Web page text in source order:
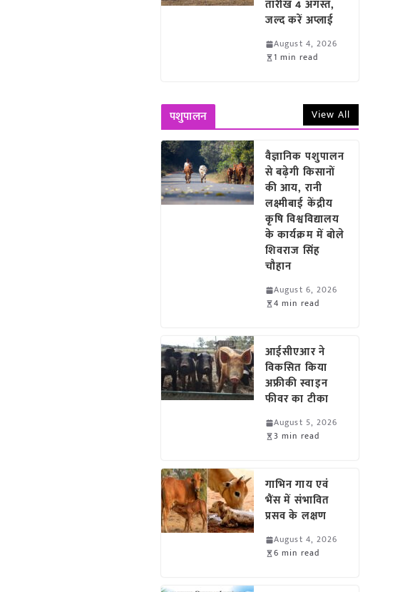
तारीख 4 अगस्त,
जल्द करें अप्लाई
August 4, 2026
1 min read
पशुपालन View All
वैज्ञानिक पशुपालन
से बढ़ेगी किसानों
की आय, रानी
लक्ष्मीबाई केंद्रीय
कृषि विश्वविद्यालय
के कार्यक्रम में बोले
शिवराज सिंह
चौहान
August 6, 2026
4 min read
आईसीएआर ने
विकसित किया
अफ्रीकी स्वाइन
फीवर का टीका
August 5, 2026
3 min read
गाभिन गाय एवं
भैंस में संभावित
प्रसव के लक्षण
August 4, 2026
6 min read